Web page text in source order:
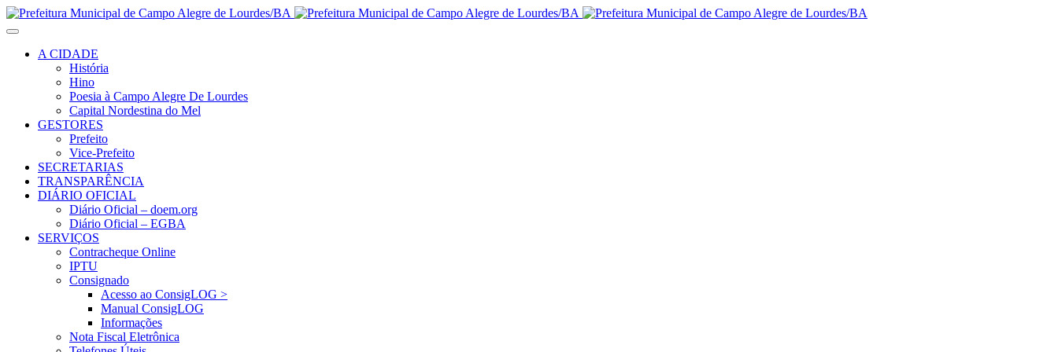
A CIDADE
História
Hino
Poesia à Campo Alegre De Lourdes
Capital Nordestina do Mel
GESTORES
Prefeito
Vice-Prefeito
SECRETARIAS
TRANSPARÊNCIA
DIÁRIO OFICIAL
Diário Oficial – doem.org
Diário Oficial – EGBA
SERVIÇOS
Contracheque Online
IPTU
Consignado
Acesso ao ConsigLOG >
Manual ConsigLOG
Informações
Nota Fiscal Eletrônica